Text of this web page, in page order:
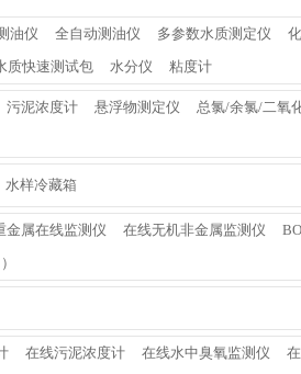
测仪
油仪 全自动测油仪 多参数水质测定仪
质快速测试包 水分仪 粘度计
污泥浓度计 悬浮物测定仪
总氯/余氯/二氧
水样冷藏箱
金属在线监测仪 在线无机非金属监测仪
在线污泥浓度计 在线水中臭氧监测仪